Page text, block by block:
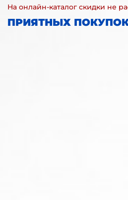
На онлайн-каталог скидки не
ПРИЯТНЫХ